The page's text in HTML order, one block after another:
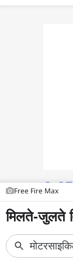
Free Fire Max